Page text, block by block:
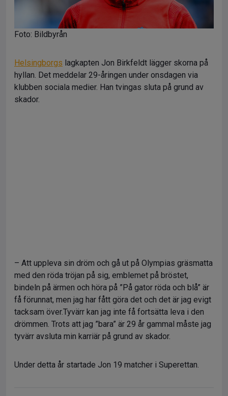
Foto: Bildbyrån
Helsingborgs lagkapten Jon Birkfeldt lägger skorna på
hyllan. Det meddelar 29-åringen under onsdagen via
klubben sociala medier. Han tvingas sluta på grund av
skador.
– Att uppleva sin dröm och gå ut på Olympias gräsmatta
med den röda tröjan på sig, emblemet på bröstet,
bindeln på ärmen och höra på ”På gator röda och blå” är
få förunnat, men jag har fått göra det och det är jag evigt
tacksam över.Tyvärr kan jag inte få fortsätta leva i den
drömmen. Trots att jag ”bara” är 29 år gammal måste jag
tyvärr avsluta min karriär på grund av skador.
Under detta år startade Jon 19 matcher i Superettan.